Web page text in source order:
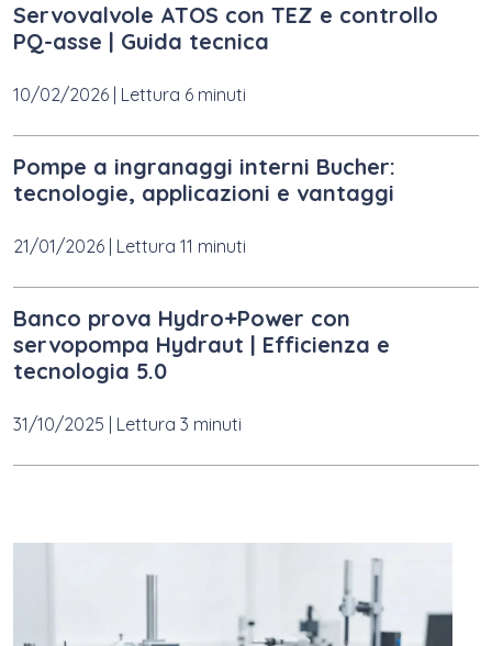
Servovalvole ATOS con TEZ e controllo
PQ-asse | Guida tecnica
10/02/2026 Lettura 6 minuti
Pompe a ingranaggi interni Bucher:
tecnologie, applicazioni e vantaggi
21/01/2026 Lettura 11 minuti
Banco prova Hydro+Power con
servopompa Hydraut | Efficienza e
tecnologia 5.0
31/10/2025 Lettura 3 minuti